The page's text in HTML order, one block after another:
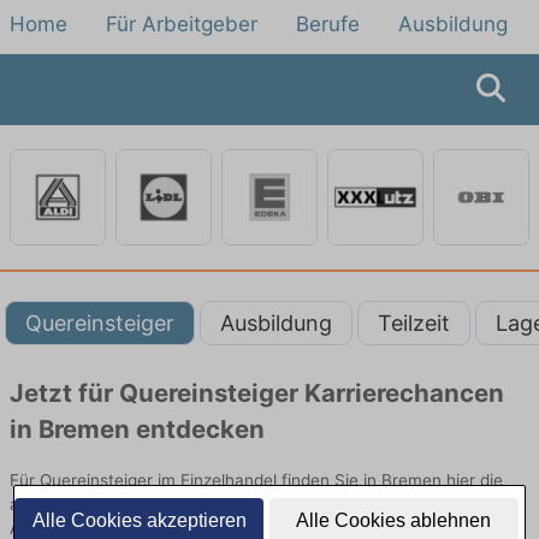
Alle Cookies akzeptieren Alle Cookies ablehnen
Home Für Arbeitgeber Berufe Ausbildung
Quereinsteiger Ausbildung Teilzeit
Jetzt für Quereinsteiger Karrierechancen
in Bremen entdecken
Für Quereinsteiger im Einzelhandel finden Sie in Bremen hier die
aktuellsten Angebote. Entdecken Sie freie Optionen von Top-
Arbeitgebern und bewerben Sie sich noch heute.